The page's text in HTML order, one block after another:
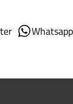
Whatsapp